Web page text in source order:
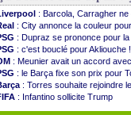
: Barcola, Carragher
: City annonce la couleur
: Dupraz se prononce pour la
: c'est bouclé pour Akliouche !
: Meunier avait un accord
: le Barça fixe son prix pour
: Torres souhaite rejoindre
: Infantino sollicite Trump